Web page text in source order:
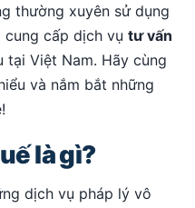
thường xuyên sử dụng
cấp dịch vụ tư vấn
tại Việt Nam. Hãy cùng
và nắm bắt những
là gì?
dịch vụ pháp lý vô